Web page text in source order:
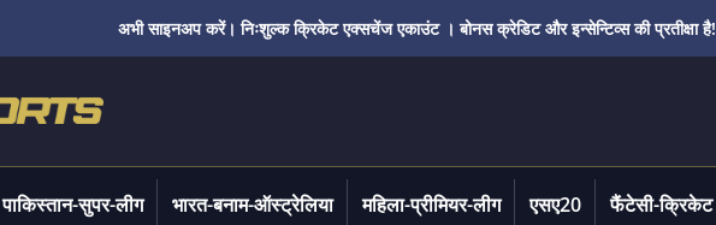
अभी साइनअप करें। निःशुल्क क्रिकेट एक्सचेंज एकाउंट । बोनस क्रेडिट और इन्सेन्टिव्स की प्रतीक्षा है!
पाकिस्तान-सुपर-लीग भारत-बनाम-ऑस्ट्रेलिया महिला-प्रीमियर-लीग एसए20 फैंटेसी-क्रिकेट